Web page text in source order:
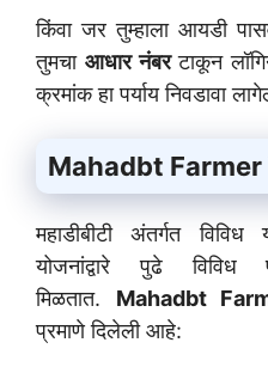
किंवा जर तुम्हाला आयडी
तुमचा आधार नंबरटाकून
क्रमांक हा पर्याय निवडावा
Mahadbt
महाडीबीटी अंतर्गत
योजनांद्वारे पुढे विविध
मिळतात. Mahadbt
प्रमाणे दिलेली आहे: